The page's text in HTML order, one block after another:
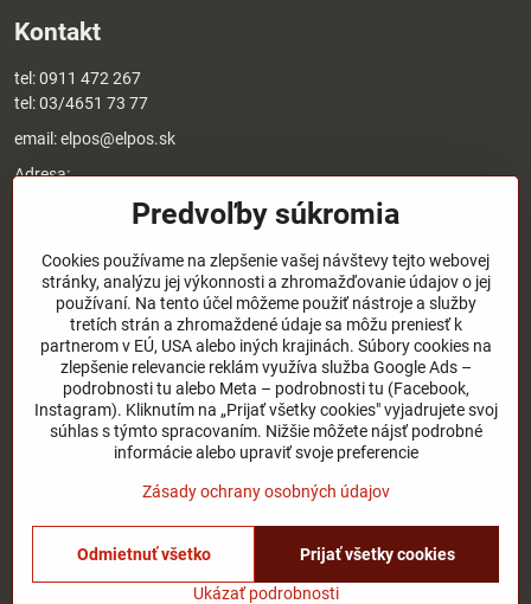
Kontakt
tel:0911 472 267
tel:03/4651 73 77
email:elpos@elpos.sk
Adresa:
Štefánikova 1470/50c
Otváracie hodiny:
8:00 - 17:00 pondelok - piatok
8:00 - 12:00 sobota
Nedeľa - zatvorené
O nás
Užitočné odkazy
©2026Copyright
Predvoľby súkromia
Zásady ochrany osobných údajov
Stav objednávky
Predvoľby súkromia
Cookies používame na zlepšenie vašej návštevy tejto webovej
stránky, analýzu jej výkonnosti a zhromažďovanie údajov o jej
používaní. Na tento účel môžeme použiť nástroje a služby
tretích strán a zhromaždené údaje sa môžu preniesť k
partnerom v EÚ, USA alebo iných krajinách. Súbory cookies na
zlepšenie relevancie reklám využíva služba Google Ads –
podrobnosti tu alebo Meta – podrobnosti tu (Facebook,
Instagram). Kliknutím na „Prijať všetky cookies" vyjadrujete svoj
súhlas s týmto spracovaním. Nižšie môžete nájsť podrobné
informácie alebo upraviť svoje preferencie
Zásady ochrany osobných údajov
Ukázať podrobnosti
Prijať všetky cookies
Odmietnuť všetko